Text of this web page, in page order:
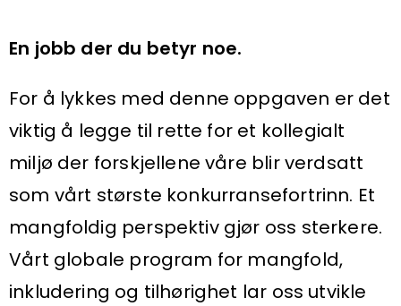
En jobb der du betyr noe.
For å lykkes med denne oppgaven er det
viktig å legge til rette for et kollegialt
miljø der forskjellene våre blir verdsatt
som vårt største konkurransefortrinn. Et
mangfoldig perspektiv gjør oss sterkere.
Vårt globale program for mangfold,
inkludering og tilhørighet lar oss utvikle